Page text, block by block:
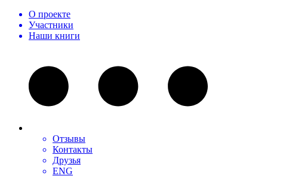
О проекте
Участники
Наши книги
Отзывы
Контакты
Друзья
ENG